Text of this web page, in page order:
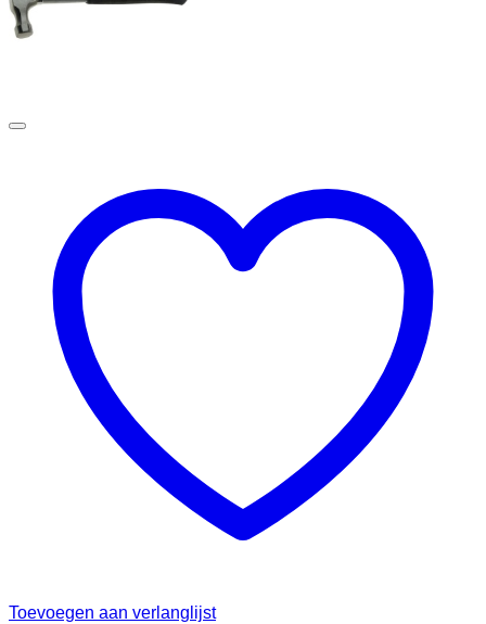
Toevoegen aan verlanglijst